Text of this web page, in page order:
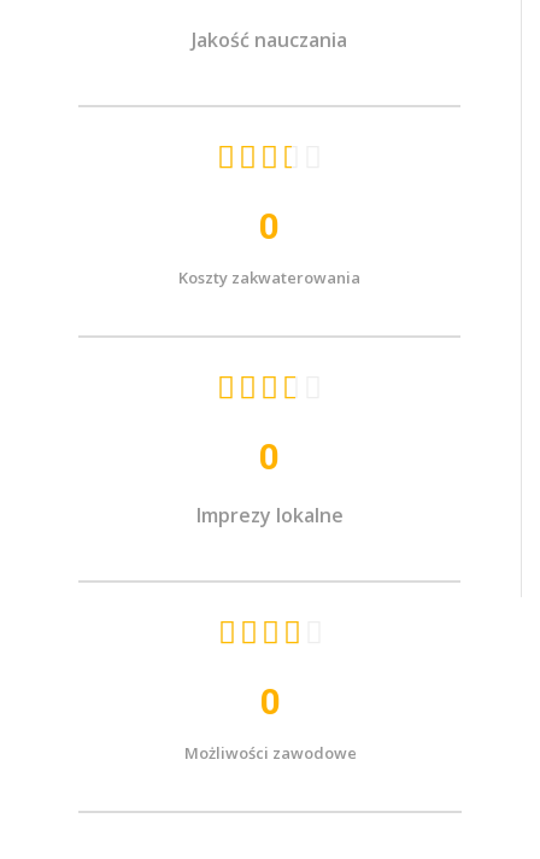
Jakość nauczania
   
Koszty zakwaterowania
0
   
Imprezy lokalne
0
   
Możliwości zawodowe
0